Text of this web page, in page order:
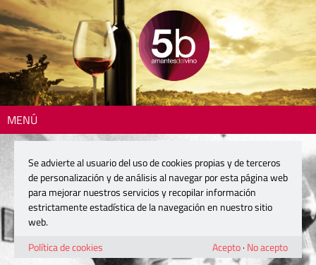
MENÚ
Se advierte al usuario del uso de cookies propias y de terceros
de personalización y de análisis al navegar por esta página web
para mejorar nuestros servicios y recopilar información
estrictamente estadística de la navegación en nuestro sitio
web.
Política de cookies
Acepto· No acepto